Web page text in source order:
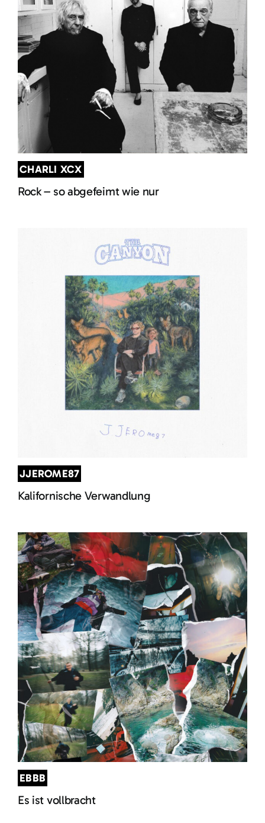
CHARLI XCX
Rock – so abgefeimt wie nur
JJEROME87
Kalifornische Verwandlung
EBBB
Es ist vollbracht